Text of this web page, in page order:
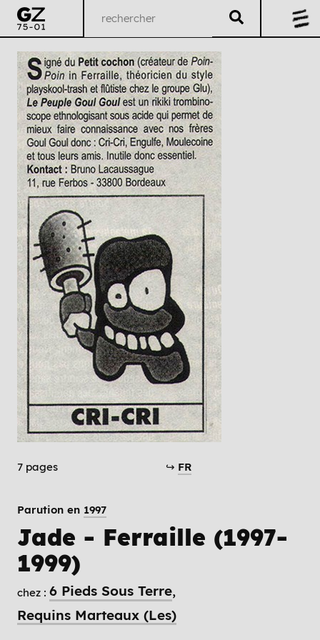
7 pages ↪ FR
Parution en 1997
Jade - Ferraille (1997-
1999)
chez : 6 Pieds Sous Terre
Requins Marteaux (Les)